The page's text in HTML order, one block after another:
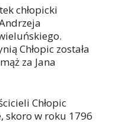
chłopicki
Chłopic została
za Jana
Chłopic
skoro w roku 1796